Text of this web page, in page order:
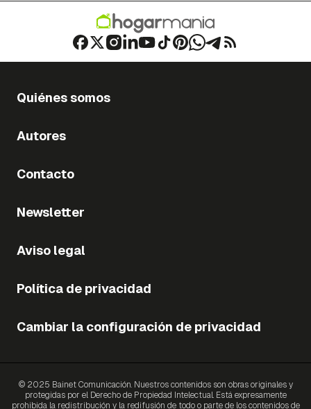
Quiénes somos
Autores
Contacto
Newsletter
Aviso legal
Política de privacidad
Cambiar la configuración de privacidad
© 2025 Bainet Comunicación. Nuestros contenidos son obras originales y
protegidas por el Derecho de Propiedad Intelectual. Está expresamente
prohibida la redistribución y la redifusión de todo o parte de los contenidos de